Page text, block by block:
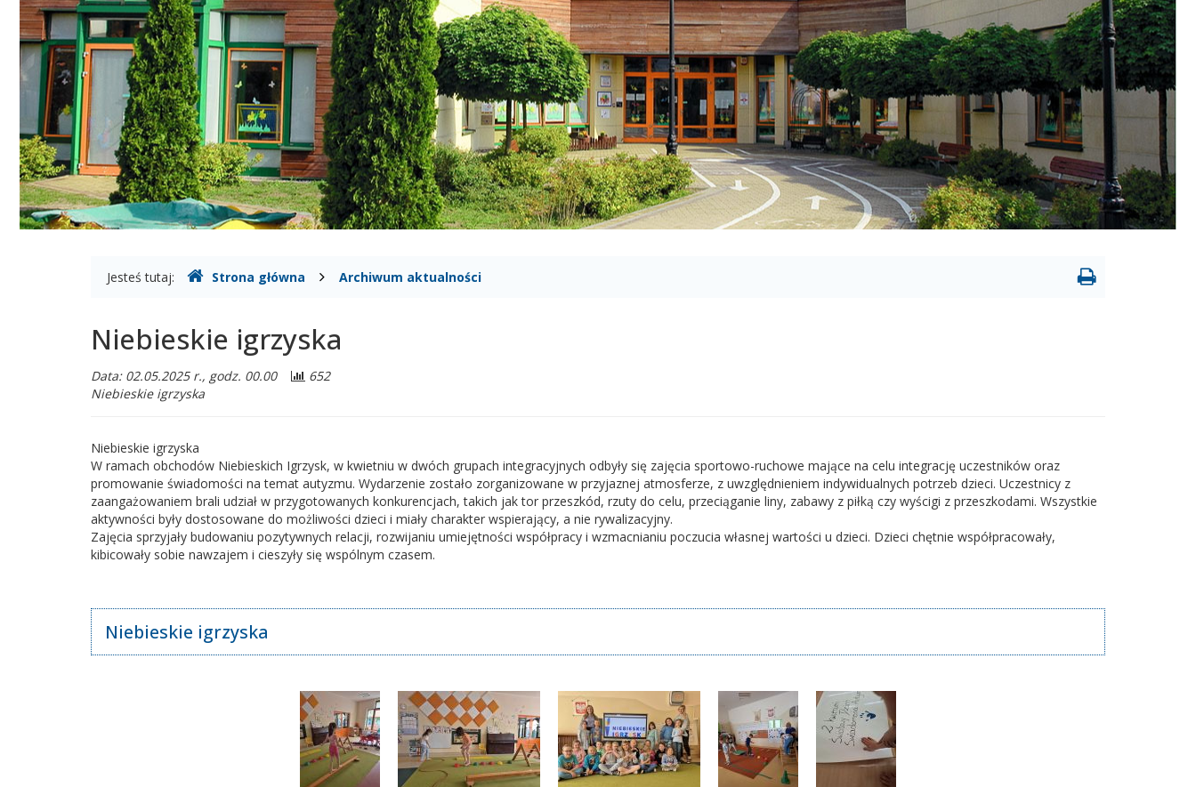
Gdzie
Jesteś tutaj: Strona główna Archiwum aktualności
Drukowanie
Niebieskie igrzyska
Data: 02.05.2025 r., godz. 00.00
652
Niebieskie igrzyska
Niebieskie igrzyska
W ramach obchodów Niebieskich Igrzysk, w kwietniu w dwóch grupach integracyjnych odbyły się zajęcia sportowo-ruchowe mające na celu integrację uczestników oraz
promowanie świadomości na temat autyzmu. Wydarzenie zostało zorganizowane w przyjaznej atmosferze, z uwzględnieniem indywidualnych potrzeb dzieci. Uczestnicy z
zaangażowaniem brali udział w przygotowanych konkurencjach, takich jak tor przeszkód, rzuty do celu, przeciąganie liny, zabawy z piłką czy wyścigi z przeszkodami. Wszystkie
aktywności były dostosowane do możliwości dzieci i miały charakter wspierający, a nie rywalizacyjny.
Zajęcia sprzyjały budowaniu pozytywnych relacji, rozwijaniu umiejętności współpracy i wzmacnianiu poczucia własnej wartości u dzieci. Dzieci chętnie współpracowały,
kibicowały sobie nawzajem i cieszyły się wspólnym czasem.
Niebieskie igrzyska